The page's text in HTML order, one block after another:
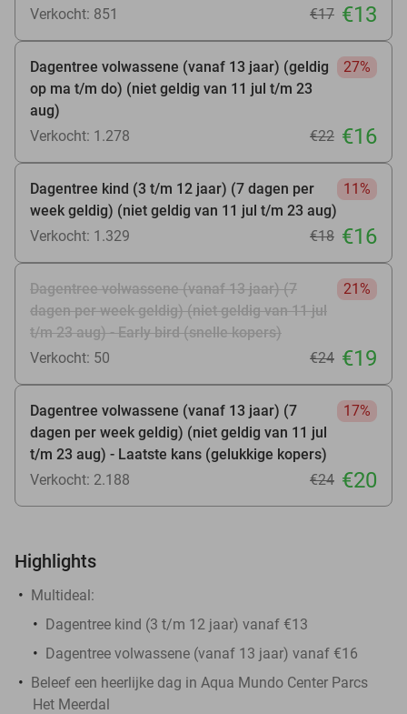
Verkocht: 851 €17 €13
Dagentree volwassene (vanaf 13 jaar) (geldig
op ma t/m do) (niet geldig van 11 jul t/m 23
aug)
27%
Verkocht: 1.278 €22 €16
Dagentree kind (3 t/m 12 jaar) (7 dagen per
week geldig) (niet geldig van 11 jul t/m 23 aug)
11%
Verkocht: 1.329 €18 €16
Dagentree volwassene (vanaf 13 jaar) (7
dagen per week geldig) (niet geldig van 11 jul
t/m 23 aug) - Early bird (snelle kopers)
21%
Verkocht: 50 €24 €19
Dagentree volwassene (vanaf 13 jaar) (7
dagen per week geldig) (niet geldig van 11 jul
t/m 23 aug) - Laatste kans (gelukkige kopers)
17%
Verkocht: 2.188 €24 €20
Highlights
Multideal:
Dagentree kind (3 t/m 12 jaar) vanaf €13
Dagentree volwassene (vanaf 13 jaar) vanaf €16
Beleef een heerlijke dag in Aqua Mundo Center Parcs
Het Meerdal